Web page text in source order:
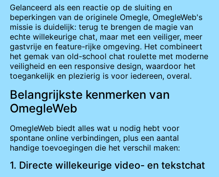
Gelanceerd als een reactie op de sluiting en
beperkingen van de originele Omegle, OmegleWeb's
missie is duidelijk: terug te brengen de magie van
echte willekeurige chat, maar met een veiliger, meer
gastvrije en feature-rijke omgeving. Het combineert
het gemak van old-school chat roulette met moderne
veiligheid en een responsive design, waardoor het
toegankelijk en plezierig is voor iedereen, overal.
Belangrijkste kenmerken van
OmegleWeb
OmegleWeb biedt alles wat u nodig hebt voor
spontane online verbindingen, plus een aantal
handige toevoegingen die het verschil maken:
1. Directe willekeurige video- en tekstchat